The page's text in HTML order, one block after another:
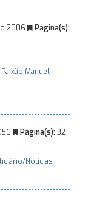
2006
Página(s):
Manuel
Página(s):32
Notícias